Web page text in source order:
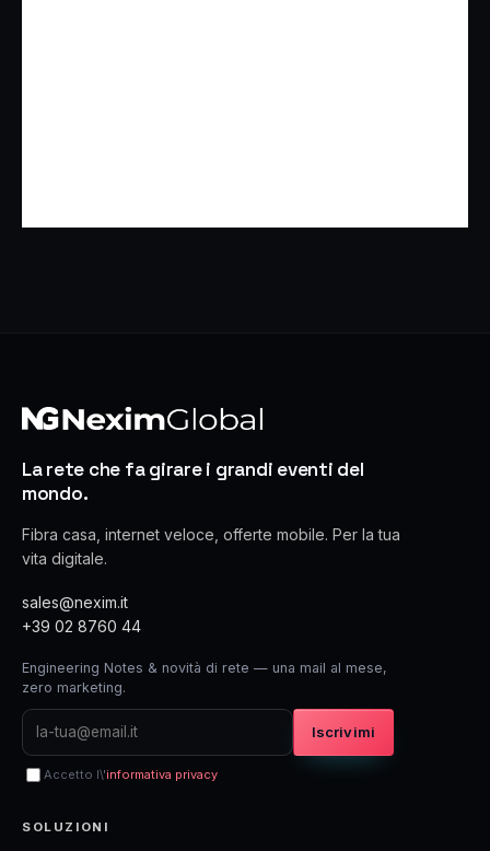
La rete che fa girare i grandi eventi del
mondo.
Fibra casa, internet veloce, offerte mobile. Per la tua
vita digitale.
sales@nexim.it
+39 02 8760 44
Engineering Notes & novità di rete — una mail al mese,
zero marketing.
Iscrivimi
Accetto l\'informativa privacy
SOLUZIONI